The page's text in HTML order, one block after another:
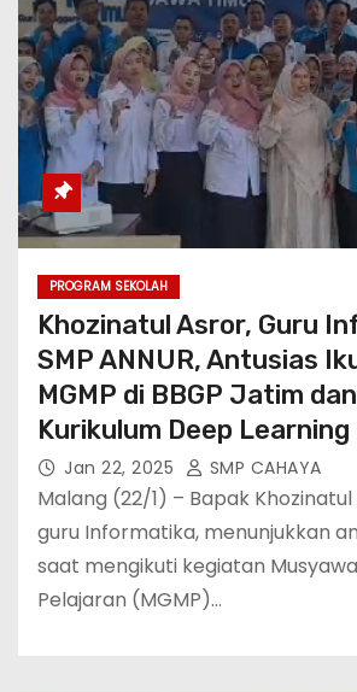
PROGRAM SEKOLAH
Khozinatul Asror, Guru
SMP ANNUR, Antusias
MGMP di BBGP Jatim
Kurikulum Deep Learning
Jan 22, 2025 SMP CAHAYA
Malang (22/1) – Bapak
guru Informatika, menunjukkan
saat mengikuti kegiatan
Pelajaran (MGMP)…